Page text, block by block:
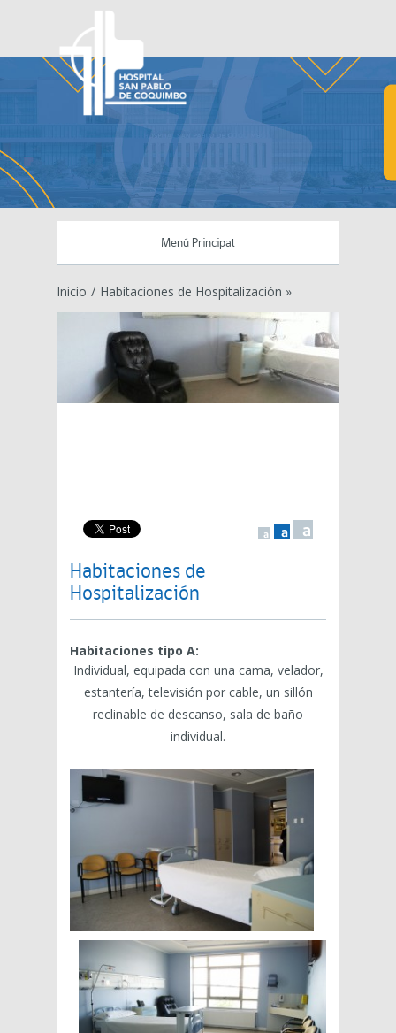
Menú Principal
Inicio / Habitaciones de Hospitalización »
a a a
Habitaciones de
Hospitalización
Habitaciones tipo A:
Individual, equipada con una cama, velador,
estantería, televisión por cable, un sillón
reclinable de descanso, sala de baño
individual.